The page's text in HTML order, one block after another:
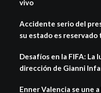
vivo
Accidente serio del
su estado es reservado
Desafíos en la FIFA: La
dirección de Gianni
Enner Valencia se une